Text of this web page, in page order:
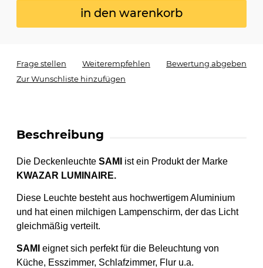
in den warenkorb
Frage stellen Weiterempfehlen
Bewertung abgeben
Zur Wunschliste hinzufügen
Beschreibung
Die Deckenleuchte SAMI ist ein Produktder Marke
KWAZAR LUMINAIRE.
Diese Leuchte besteht aus hochwertigem Aluminium
und hat einen milchigen Lampenschirm, der das Licht
gleichmäßig verteilt.
SAMI eignet sich perfekt für die Beleuchtung von
Küche, Esszimmer, Schlafzimmer, Flur u.a.